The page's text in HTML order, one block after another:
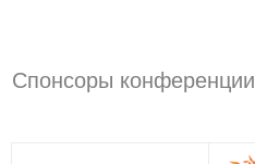
Спонсоры конференции